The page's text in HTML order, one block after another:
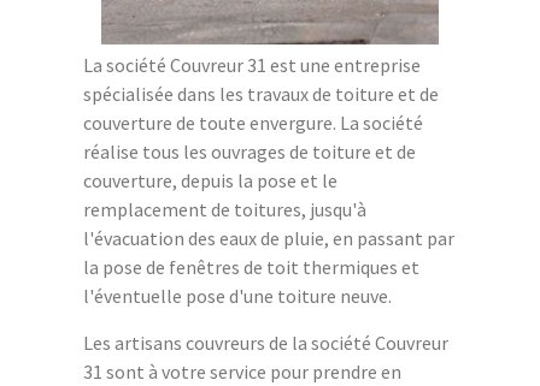
La société Couvreur 31 est une entreprise
spécialisée dans les travaux de toiture et de
couverture de toute envergure. La société
réalise tous les ouvrages de toiture et de
couverture, depuis la pose et le
remplacement de toitures, jusqu'à
l'évacuation des eaux de pluie, en passant par
la pose de fenêtres de toit thermiques et
l'éventuelle pose d'une toiture neuve.
Les artisans couvreurs de la société Couvreur
31 sont à votre service pour prendre en